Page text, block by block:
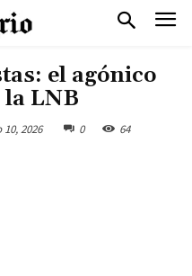
el agónico
LNB
2026 0 64